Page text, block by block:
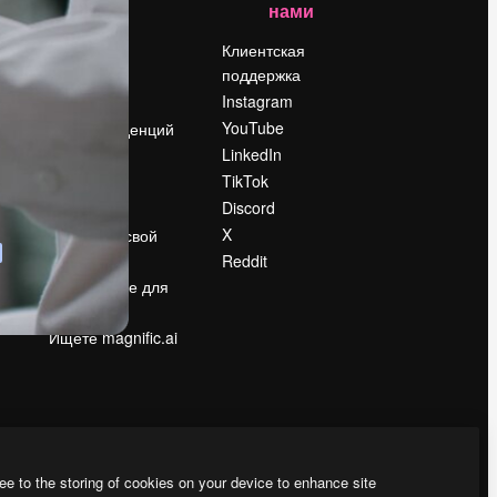
Цены
О нас
Вакансии
Поиск тенденций
Продайте свой
контент
Помещение для
прессы
Ищете magnific.ai
нами
Клиентская
поддержка
Instagram
YouTube
LinkedIn
TikTok
Discord
X
Reddit
to the storing of cookies on your device to enhance site